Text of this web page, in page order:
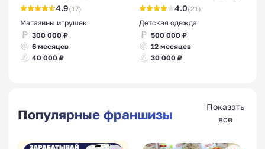
4.9(17)
Магазины игрушек
300 000 ₽
6 месяцев
40 000 ₽
4.0(21)
Детская одежда
500 000 ₽
12 месяцев
30 000 ₽
Популярные франшизы
Показать
все